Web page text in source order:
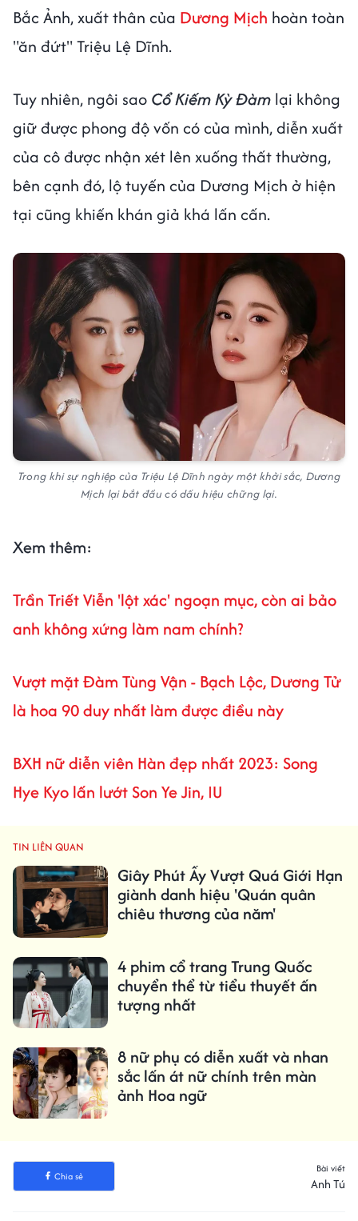
Bắc Ảnh, xuất thân của Dương Mịch hoàn toàn
"ăn đứt" Triệu Lệ Dĩnh.
Tuy nhiên, ngôi sao Cổ Kiếm Kỳ Đàm lại không
giữ được phong độ vốn có của mình, diễn xuất
của cô được nhận xét lên xuống thất thường,
bên cạnh đó, lộ tuyến của Dương Mịch ở hiện
tại cũng khiến khán giả khá lấn cấn.
Trong khi sự nghiệp của Triệu Lệ Dĩnh ngày một khởi sắc, Dương
Mịch lại bắt đầu có dấu hiệu chững lại.
Xem thêm:
Trần Triết Viễn 'lột xác' ngoạn mục, còn ai bảo
anh không xứng làm nam chính?
Vượt mặt Đàm Tùng Vận - Bạch Lộc, Dương Tử
là hoa 90 duy nhất làm được điều này
BXH nữ diễn viên Hàn đẹp nhất 2023: Song
Hye Kyo lấn lướt Son Ye Jin, IU
TIN LIÊN QUAN
Giây Phút Ấy Vượt Quá Giới Hạn
giành danh hiệu 'Quán quân
chiêu thương của năm'
4 phim cổ trang Trung Quốc
chuyển thể từ tiểu thuyết ấn
tượng nhất
8 nữ phụ có diễn xuất và nhan
sắc lấn át nữ chính trên màn
ảnh Hoa ngữ
Chia sẻ
Bài viết
Anh Tú